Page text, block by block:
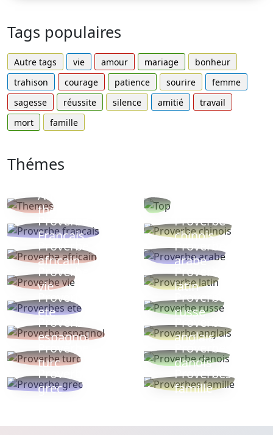
Tags populaires
Autre tags vie amour mariage
bonheur
trahison
courage patience sourire
femme
sagesse
réussite silence amitié
travail
mort
famille
Thémes
Autres
thèmes
Proverbe
Français
Proverbe
chinois
Proverbe
africain
Proverbe
arabe
Proverbe
vie
Proverbe
latin
Proverbes
ete
Proverbe
russe
Proverbe
espagnol
Proverbe
anglais
Proverbe
turc
Proverbe
danois
Proverbe
grec
Proverbes
famille